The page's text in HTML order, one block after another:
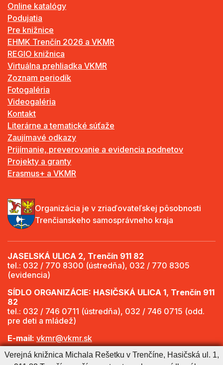
Online katalógy
Podujatia
Pre knižnice
EHMK Trenčín 2026 a VKMR
REGIO knižnica
Virtuálna prehliadka VKMR
Zoznam periodík
Fotogaléria
Videogaléria
Kontakt
Literárne a tematické súťaže
Zaujímavé odkazy
Prijímanie, preverovanie a evidencia podnetov
Projekty a granty
Erasmus+ a VKMR
Organizácia je v zriaďovateľskej pôsobnosti
Trenčianskeho samosprávneho kraja
JASELSKÁ ULICA 2, Trenčín 911 82
tel.: 032 / 770 8300 (ústredňa), 032 / 770 8305
(evidencia)
SÍDLO ORGANIZÁCIE: HASIČSKÁ ULICA 1, Trenčín 911
82
tel.: 032 / 746 0711 (ústredňa), 032 / 746 0715 (odd.
pre deti a mládež)
E-mail: vkmr@vkmr.sk
Web: http://www.vkmr.sk
Verejná knižnica Michala Rešetku v Trenčíne, Hasičská ul. 1,